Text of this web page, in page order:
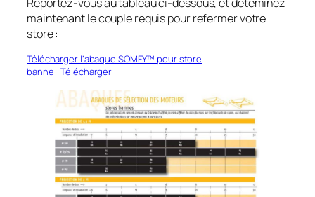
maintenant le couple requis pour refermer votre
store :
Télécharger l’abaque SOMFY™ pour store
banne Télécharger